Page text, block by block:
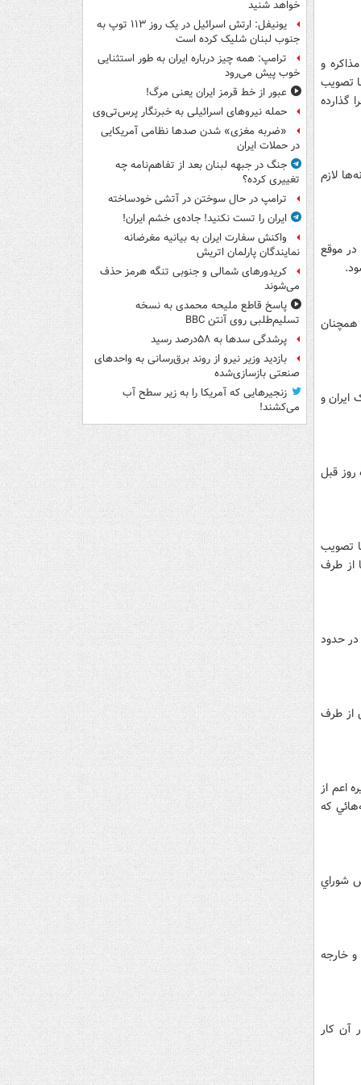
و
تصويب
گذارده
لازم
در موقع
همچنان
ايران و
روز قبل
تصويب
از طرف
در حدود
از طرف
اعم از
که
شوراي
خارجه
آن کار
خواهد شنید
یونیفل: ارتش اسرائیل در یک روز ۱۱۳ توپ به
جنوب لبنان شلیک کرده است
ترامپ: همه چیز درباره ایران به طور استثنایی
خوب پیش می‌رود
عبور از خط قرمز ایران یعنی مرگ!
حمله نیروهای اسرائیلی به خبرنگار پرس‌تی‌وی
«ضربه مغزی» شدن صدها نظامی آمریکایی
در حملات ایران
جنگ در جبهه لبنان بعد از تفاهم‌نامه چه
تغییری کرده؟
ترامپ در حال سوختن در آتشی خودساخته
ایران را تست نکنید! جاده‌ی خشم ایران!
واکنش سفارت ایران به بیانیه مغرضانه
نمایندگان پارلمان اتریش
کریدورهای شمالی و جنوبی تنگه هرمز حذف
می‌شوند
پاسخ قاطع ملیحه محمدی به نسخه
تسلیم‌طلبی روی آنتن BBC
پرشدگی سدها به ۵۸درصد رسید
بازدید وزیر نیرو از روند برق‌رسانی به واحدهای
صنعتی بازسازی‌شده
زنجیرهایی که آمریکا را به زیر سطح آب
می‌کشند!